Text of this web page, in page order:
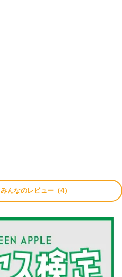
みんなのレビュー（4）